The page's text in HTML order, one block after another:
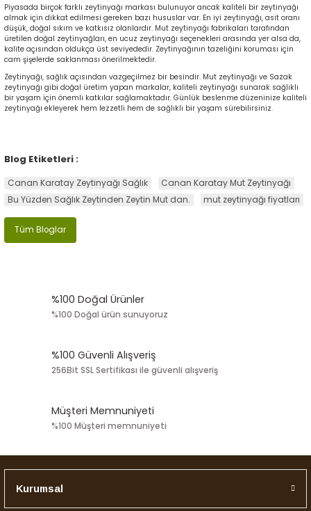
Piyasada birçok farklı zeytinyağı markası bulunuyor ancak kaliteli bir zeytinyağı
almak için dikkat edilmesi gereken bazı hususlar var. En iyi zeytinyağı, asit oranı
düşük, doğal sıkım ve katkısız olanlardır. Mut zeytinyağı fabrikaları tarafından
üretilen doğal zeytinyağları, en ucuz zeytinyağı seçenekleri arasında yer alsa da,
kalite açısından oldukça üst seviyededir. Zeytinyağının tazeliğini koruması için
cam şişelerde saklanması önerilmektedir.
Zeytinyağı, sağlık açısından vazgeçilmez bir besindir. Mut zeytinyağı ve Sazak
zeytinyağı gibi doğal üretim yapan markalar, kaliteli zeytinyağı sunarak sağlıklı
bir yaşam için önemli katkılar sağlamaktadır. Günlük beslenme düzeninize kaliteli
zeytinyağı ekleyerek hem lezzetli hem de sağlıklı bir yaşam sürebilirsiniz.
Blog Etiketleri :
Canan Karatay Zeytinyağı Sağlık
Canan Karatay Mut Zeytinyağı
Bu Yüzden Sağlık Zeytinden Zeytin Mut dan.
mut zeytinyağı fiyatları
Tüm Bloglar
%100 Doğal Ürünler
%100 Doğal ürün sunuyoruz
%100 Güvenli Alışveriş
256Bit SSL Sertifikası ile güvenli alışveriş
Müşteri Memnuniyeti
%100 Müşteri memnuniyeti
Kurumsal